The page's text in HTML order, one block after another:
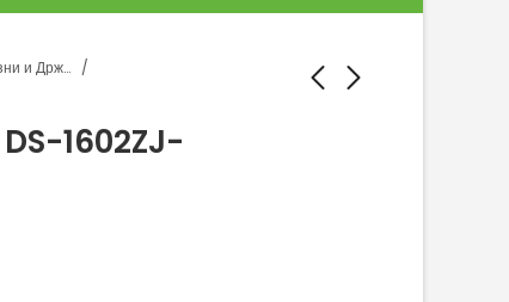
Дозни и Држачи за камери
1602ZJ-